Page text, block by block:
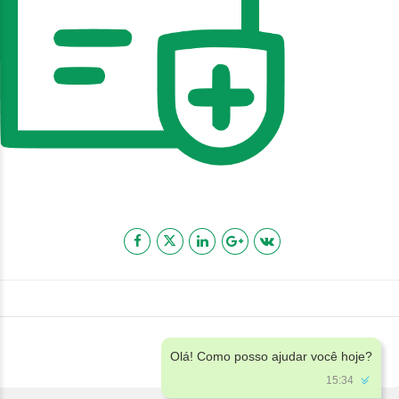
Olá! Como posso ajudar você hoje?
15:34